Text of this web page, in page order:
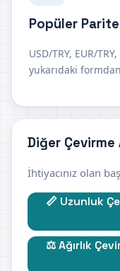
Popüler
USD/TRY, EUR/
yukarıdaki
Diğer Çevirme
İhtiyacınız olan
📏 Uzunluk
⚖️ Ağırlık